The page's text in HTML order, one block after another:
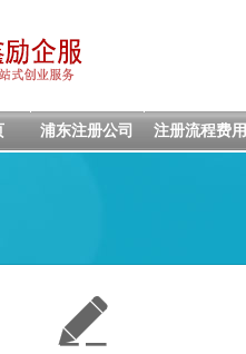
浦东注册公司 注册流程费用
